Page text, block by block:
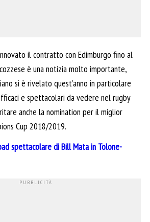
il contratto con Edimburgo fino al
è una notizia molto importante,
si è rivelato quest’anno in particolare
e spettacolari da vedere nel rugby
anche la nomination per il miglior
Cup 2018/2019.
spettacolare di Bill Mata in Tolone-